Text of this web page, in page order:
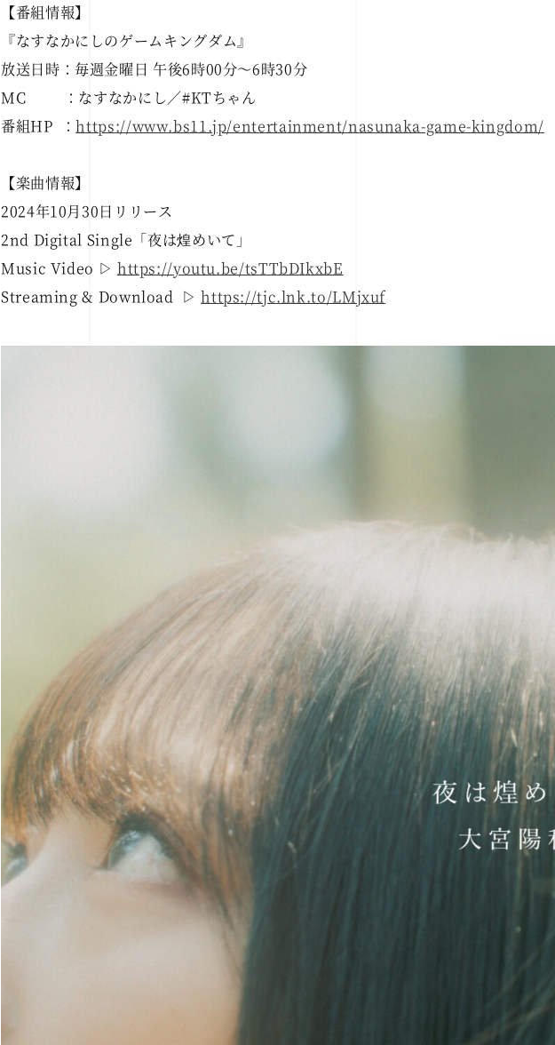
【番組情報】
『なすなかにしのゲームキングダム』
放送日時：毎週金曜日 午後6時00分～6時30分
MC ：なすなかにし／#KTちゃん
番組HP ：https://www.bs11.jp/entertainment/nasunaka-game-kingdom/
【楽曲情報】
2024年10月30日リリース
2nd Digital Single「夜は煌めいて」
Music Video ▷ https://youtu.be/tsTTbDIkxbE
Streaming & Download ▷https://tjc.lnk.to/LMjxuf